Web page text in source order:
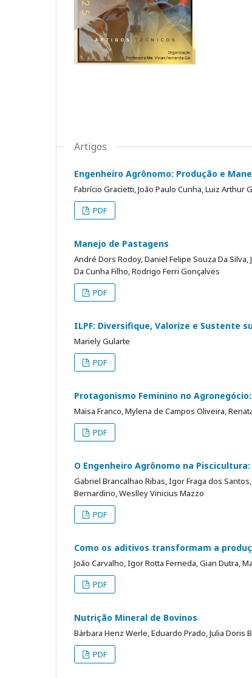
Artigos
Engenheiro Agrônomo: Produção e
Fabrício Gracietti, João Paulo Cunha, Luiz Arthur
PDF
Manejo de Pastagens
André Dors Rodoy, Daniel Felipe Souza Da
Da Cunha Filho, Rodrigo Ferri Gonçalves
PDF
ILPF: Diversifique, Valorize e Sustente
Mariely Gularte
PDF
Protagonismo Feminino no
Maisa Franco, Mylena de Campos Oliveira,
PDF
O Engenheiro Agrônomo na
Gabriel Brancalhao Ribas, Igor Fraga dos
Bernardino, Weslley Vinicius Mazzo
PDF
Como os aditivos transformam a
João Carvalho, Igor Rotta Ferneda, Gian Dutra,
PDF
Nutrição Mineral de Bovinos
Bárbara Henz Werle, Eduardo Prado, Julia
PDF